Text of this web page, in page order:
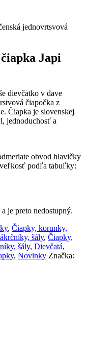
jednovrtsvová
Japi
dievčatko v dave
čiapočka z
Čiapka je slovenskej
jednoduchosť a
obvod hlavičky
veľkosť podľa tabuľky:
je preto nedostupný.
, Čiapky, korunky,
šály, Čiapky,
šály, Dievčatá,
, Novinky Značka: